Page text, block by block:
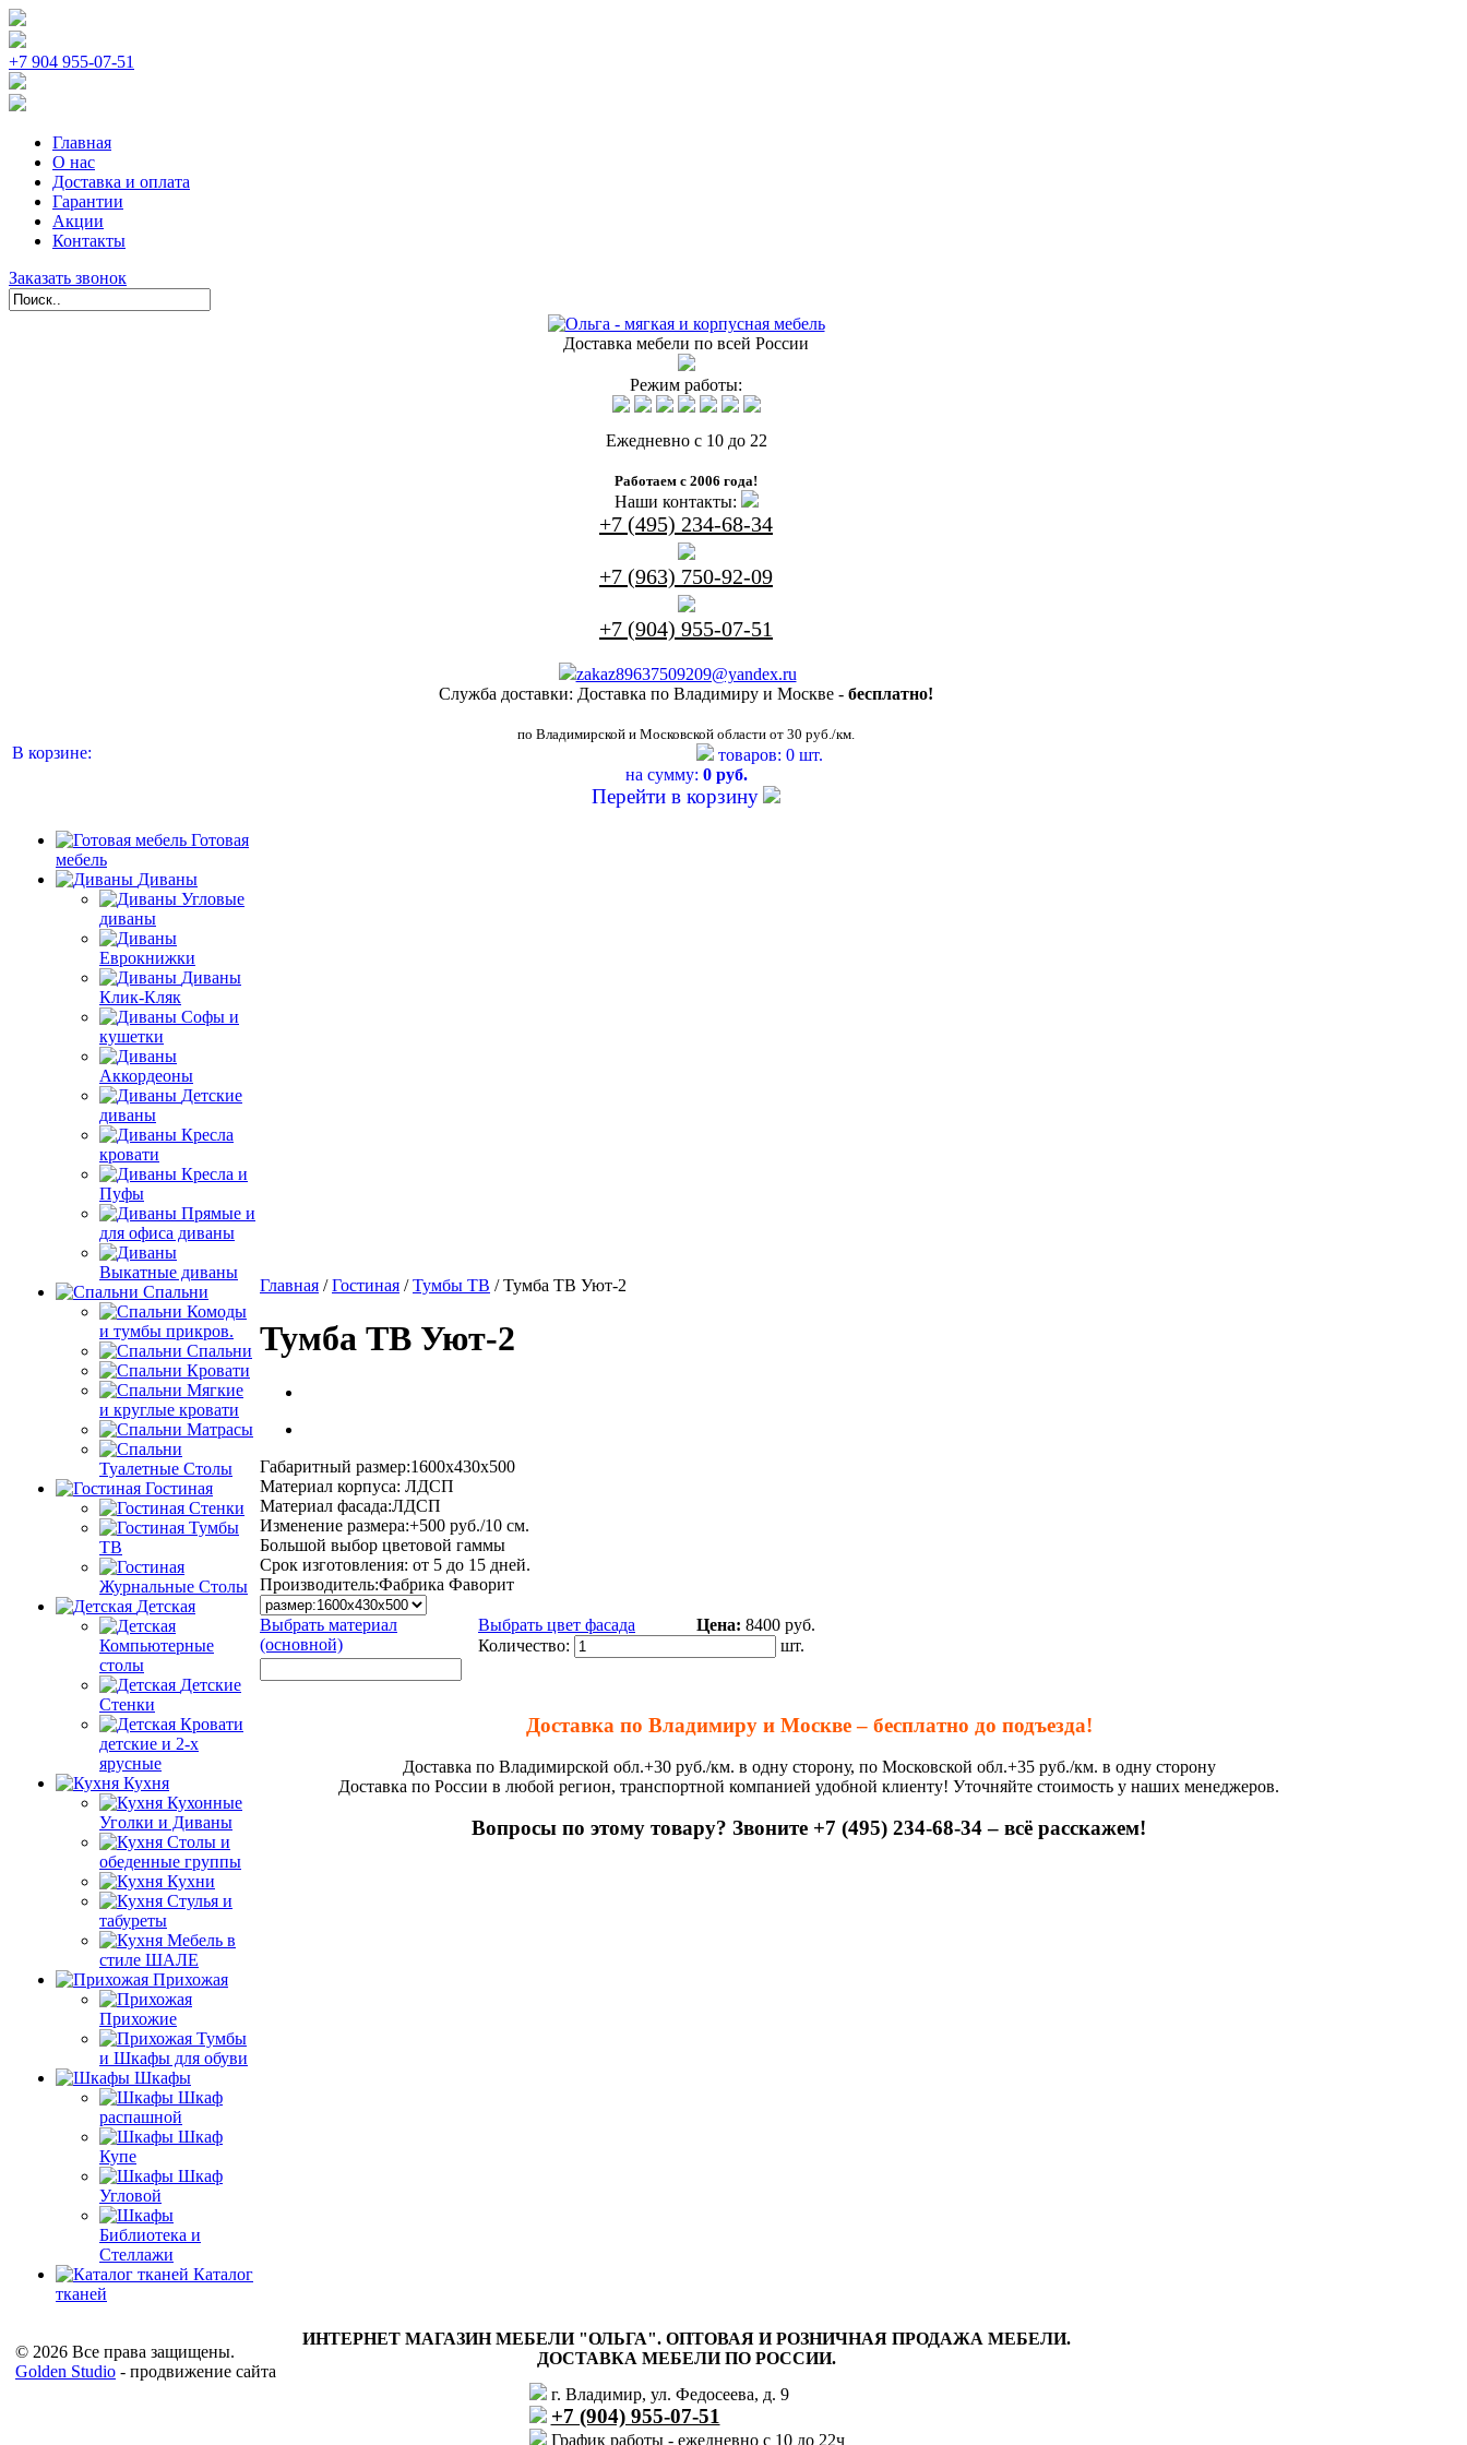
+7 904 955-07-51
Главная
О нас
Доставка и оплата
Гарантии
Акции
Контакты
Заказать звонок
Доставка мебели по всей России
Режим работы:
Ежедневно с 10 до 22
Работаем с 2006 года!
Наши контакты:
+7 (495) 234-68-34
+7 (963) 750-92-09
+7 (904) 955-07-51
zakaz89637509209@yandex.ru
Служба доставки: Доставка по Владимиру и Москве - бесплатно!
по Владимирской и Московской области от 30 руб./км.
В корзине:
товаров: 0 шт.
на сумму: 0 руб.
Перейти в корзину
Готовая
мебель
Диваны
Угловые
диваны
Еврокнижки
Диваны
Клик-Кляк
Софы и
кушетки
Аккордеоны
Детские
диваны
Кресла
кровати
Кресла и
Пуфы
Прямые и
для офиса диваны
Выкатные диваны
Спальни
Комоды
и тумбы прикров.
Спальни
Кровати
Мягкие
и круглые кровати
Матрасы
Туалетные Столы
Гостиная
Стенки
Тумбы
ТВ
Журнальные Столы
Детская
Компьютерные
столы
Детские
Стенки
Кровати
детские и 2-х
ярусные
Кухня
Кухонные
Уголки и Диваны
Столы и
обеденные группы
Кухни
Стулья и
табуреты
Мебель в
стиле ШАЛЕ
Прихожая
Прихожие
Тумбы
и Шкафы для обуви
Шкафы
Шкаф
распашной
Шкаф
Купе
Шкаф
Угловой
Библиотека и
Стеллажи
Каталог
тканей
Главная /Гостиная /Тумбы ТВ / Тумба ТВ Уют-2
Тумба ТВ Уют-2
Габаритный размер:1600х430х500
Материал корпуса: ЛДСП
Материал фасада:ЛДСП
Изменение размера:+500 руб./10 см.
Большой выбор цветовой гаммы
Срок изготовления: от 5 до 15 дней.
Производитель:Фабрика Фаворит
Выбрать материал
(основной)
Выбрать цвет фасада Цена: 8400 руб.
Количество:
шт.
Доставка по Владимиру и Москве – бесплатно до подъезда!
Доставка по Владимирской обл.+30 руб./км. в одну сторону, по Московской обл.+35 руб./км. в одну сторону
Доставка по России в любой регион, транспортной компанией удобной клиенту! Уточняйте стоимость у наших менеджеров.
Вопросы по этому товару? Звоните +7 (495) 234-68-34 – всё расскажем!
© 2026 Все права защищены.
Golden Studio - продвижение сайта
ИНТЕРНЕТ МАГАЗИН МЕБЕЛИ "ОЛЬГА". ОПТОВАЯ И РОЗНИЧНАЯ ПРОДАЖА МЕБЕЛИ.
ДОСТАВКА МЕБЕЛИ ПО РОССИИ.
г. Владимир, ул. Федосеева, д. 9
+7 (904) 955-07-51
График работы - ежедневно с 10 до 22ч